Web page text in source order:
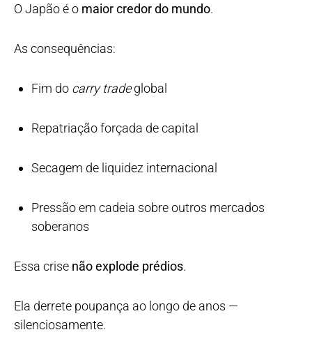
O Japão é o maior credor do mundo.
As consequências:
Fim do carry tradeglobal
Repatriação forçada de capital
Secagem de liquidez internacional
Pressão em cadeia sobre outros mercados
soberanos
Essa crise não explode prédios.
Ela derrete poupança ao longo de anos —
silenciosamente.